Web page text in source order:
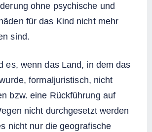
ohne psychische und
für das Kind nicht mehr
sind.
es, wenn das Land, in dem das
formaljuristisch, nicht
bzw. eine Rückführung auf
nicht durchgesetzt werden
nicht nur die geografische